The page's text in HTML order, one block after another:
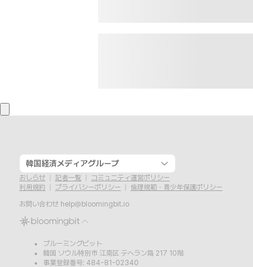
韓国経済メディアグループ
おしらせ 記者一覧
コミュニティ運営ポリシー
利用規約
プライバシーポリシー
倫理規範・青少年保護ポリシー
お問い合わせ help@bloomingbit.io
ブルーミングビット
韓国 ソウル特別市 江南区 テヘラン路 217 10階
事業登録番号: 484-81-02340